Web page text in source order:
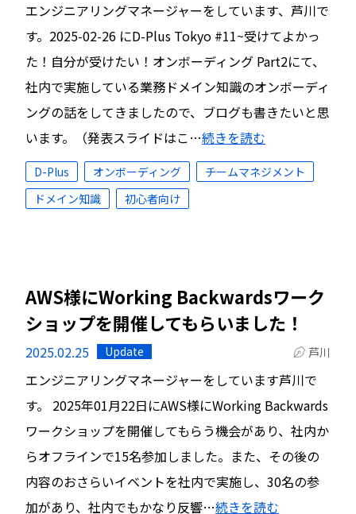
エンジニアリングマネージャーをしています、芦川で
す。2025-02-26 にD-Plus Tokyo #11~受けてよかっ
た！自分が受けたい！オンボーディング Part2にて、
社内で実施している業務ドメイン知識のオンボーディ
ングの話をしてきましたので、ブログも書きたいと思
います。（発表スライドはこ…続きを読む
D-Plus オンボーディング
チームマネジメント
ドメイン知識
初心者向け
AWS様にWorking Backwardsワーク
ショップを開催してもらいました！
2025.02.25 Update 芦川
エンジニアリングマネージャーをしています芦川で
す。 2025年01月22日にAWS様にWorking Backwards
ワークショップを開催してもらう機会があり、社内か
らオフラインで15名参加しました。また、その後の
内容のおさらいイベントを社内で実施し、30名の参
加があり、社内でもかなり反響…続きを読む